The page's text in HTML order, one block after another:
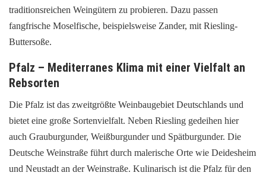
traditionsreichen Weingütern zu probieren. Dazu passen
fangfrische Moselfische, beispielsweise Zander, mit Riesling-
Buttersoße.
Pfalz – Mediterranes Klima mit einer Vielfalt an
Rebsorten
Die Pfalz ist das zweitgrößte Weinbaugebiet Deutschlands und
bietet eine große Sortenvielfalt. Neben Riesling gedeihen hier
auch Grauburgunder, Weißburgunder und Spätburgunder. Die
Deutsche Weinstraße führt durch malerische Orte wie Deidesheim
und Neustadt an der Weinstraße. Kulinarisch ist die Pfalz für den